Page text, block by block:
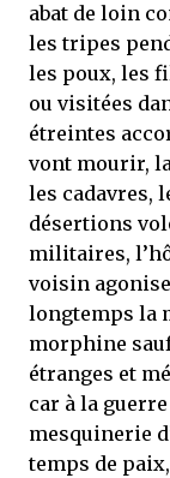
abat de loin
les tripes
les poux, les
ou visitées
étreintes
vont mourir,
les cadavres,
désertions
militaires,
voisin
longtemps la
morphine
étranges et
car à la
mesquinerie
temps de